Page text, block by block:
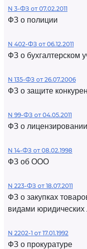
N 3-ФЗ от 07.02.2011
ФЗ о полиции
N 402-ФЗ от 06.12.2011
ФЗ о бухгалтерском
N 135-ФЗ от 26.07.2006
ФЗ о защите
N 99-ФЗ от 04.05.2011
ФЗ о
N 14-ФЗ от 08.02.1998
ФЗ об ООО
N 223-ФЗ от 18.07.2011
ФЗ о закупках
видами юридических
N 2202-1 от 17.01.1992
ФЗ о прокуратуре